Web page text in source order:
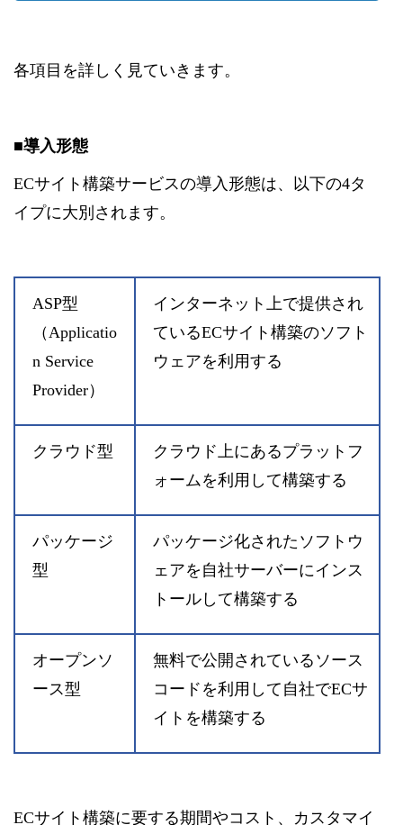
各項目を詳しく見ていきます。
■導入形態
ECサイト構築サービスの導入形態は、以下の4タ
イプに大別されます。
ASP型
（Applicatio
n Service
Provider）
インターネット上で提供され
ているECサイト構築のソフト
ウェアを利用する
クラウド型
クラウド上にあるプラットフ
ォームを利用して構築する
パッケージ
型
パッケージ化されたソフトウ
ェアを自社サーバーにインス
トールして構築する
オープンソ
ース型
無料で公開されているソース
コードを利用して自社でECサ
イトを構築する
ECサイト構築に要する期間やコスト、カスタマイ